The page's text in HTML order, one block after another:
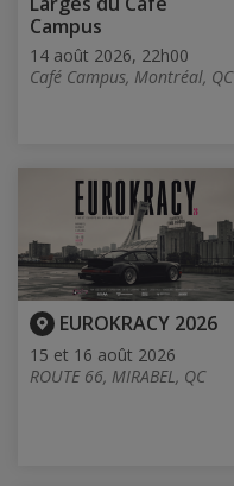
Campus
14 août 2026, 22h00
Café Campus, Montréal, QC
EUROKRACY 2026
15 et 16 août 2026
ROUTE 66, MIRABEL, QC